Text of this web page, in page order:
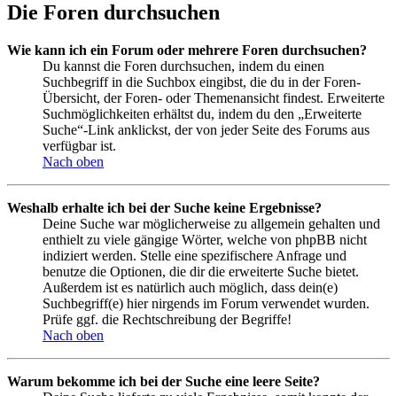
Die Foren durchsuchen
Wie kann ich ein Forum oder mehrere Foren durchsuchen?
Du kannst die Foren durchsuchen, indem du einen
Suchbegriff in die Suchbox eingibst, die du in der Foren-
Übersicht, der Foren- oder Themenansicht findest. Erweiterte
Suchmöglichkeiten erhältst du, indem du den „Erweiterte
Suche“-Link anklickst, der von jeder Seite des Forums aus
verfügbar ist.
Nach oben
Weshalb erhalte ich bei der Suche keine Ergebnisse?
Deine Suche war möglicherweise zu allgemein gehalten und
enthielt zu viele gängige Wörter, welche von phpBB nicht
indiziert werden. Stelle eine spezifischere Anfrage und
benutze die Optionen, die dir die erweiterte Suche bietet.
Außerdem ist es natürlich auch möglich, dass dein(e)
Suchbegriff(e) hier nirgends im Forum verwendet wurden.
Prüfe ggf. die Rechtschreibung der Begriffe!
Nach oben
Warum bekomme ich bei der Suche eine leere Seite?